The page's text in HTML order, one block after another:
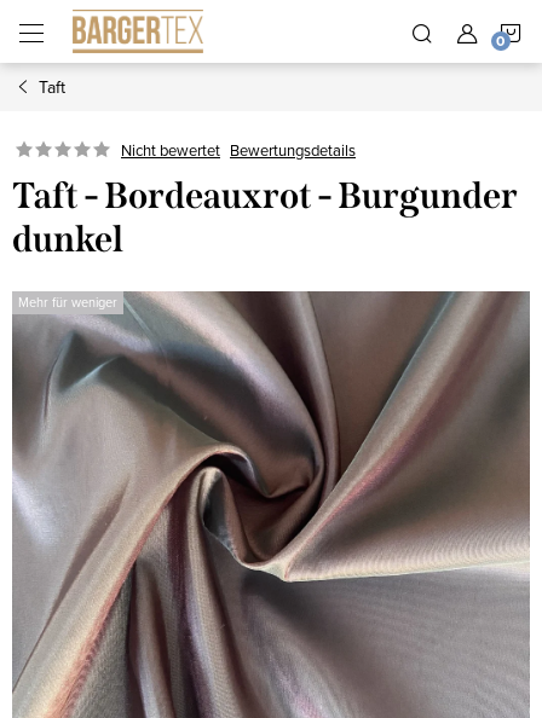
Inhalt
springen
Taft
Nicht bewertet Bewertungsdetails
Taft - Bordeauxrot - Burgunder
dunkel
Mehr für weniger